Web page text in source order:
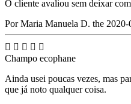
O cliente avaliou sem deixar
Por Maria Manuela D. the 2020-
    
Champo ecophane
Ainda usei poucas vezes, mas
que já noto qualquer coisa.